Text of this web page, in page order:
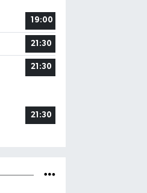
19:00
21:30
21:30
21:30